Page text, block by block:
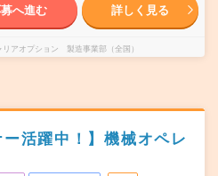
へ進む 詳しく見る
アオプション 製造事業部（全国）
ー活躍中！】機械オペレ